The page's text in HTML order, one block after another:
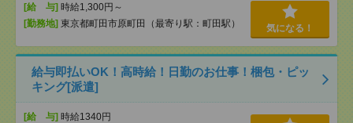
[給 与] 時給1,300円～
[勤務地] 東京都町田市原町田（最寄り駅：町田駅） 気になる！
給与即払いOK！高時給！日勤のお仕事！梱包・ピッ
キング[派遣]
[給 与] 時給1340円